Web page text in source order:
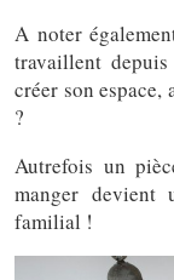
A noter
travaillent
créer son
?
Autrefois un
manger devient
familial !